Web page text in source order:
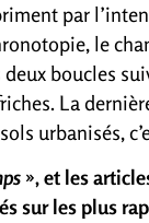
par
le
boucles
La
urbanisés,
», et les
sur les plus